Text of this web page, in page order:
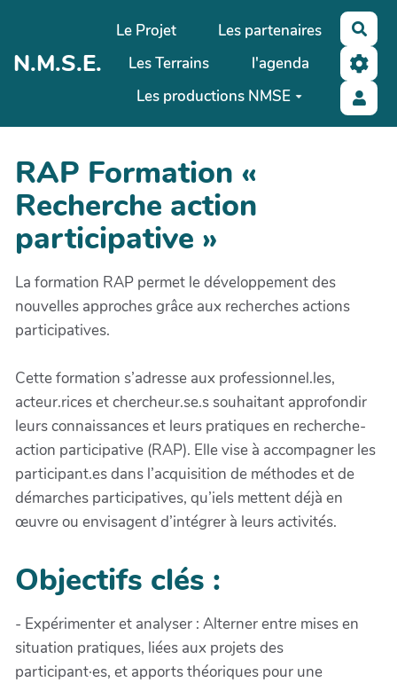
Aller au contenu principal
N.M.S.E.
Le Projet
Les partenaires
Les Terrains
l'agenda
Les productions NMSE
RAP Formation «
Recherche action
participative »
La formation RAP permet le développement des
nouvelles approches grâce aux recherches actions
participatives.
Cette formation s’adresse aux professionnel.les,
acteur.rices et chercheur.se.s souhaitant approfondir
leurs connaissances et leurs pratiques en recherche-
action participative (RAP). Elle vise à accompagner les
participant.es dans l’acquisition de méthodes et de
démarches participatives, qu’iels mettent déjà en
œuvre ou envisagent d’intégrer à leurs activités.
Objectifs clés :
- Expérimenter et analyser : Alterner entre mises en
situation pratiques, liées aux projets des
participant·es, et apports théoriques pour une